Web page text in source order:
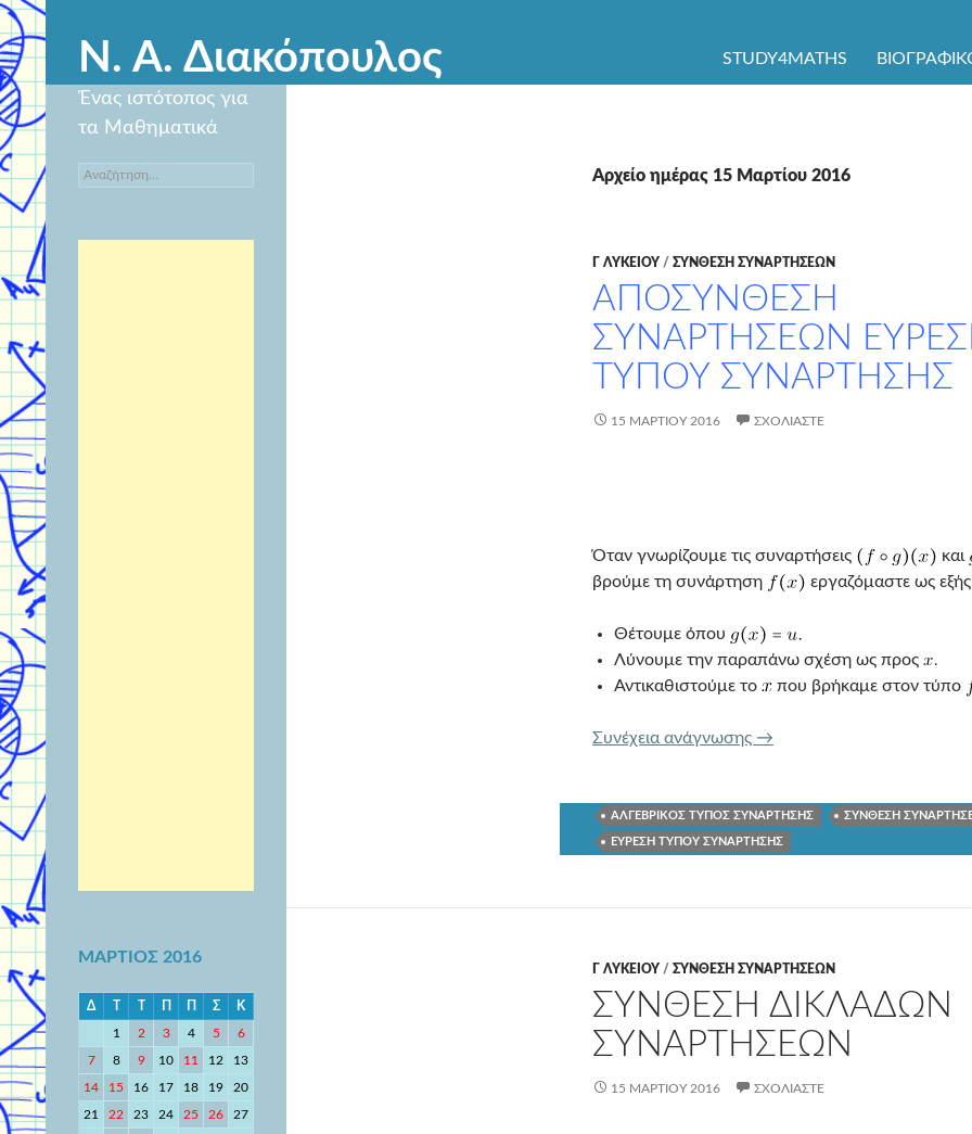
Ν. Α. Διακόπουλος STUDY4MATHS
Αρχείο ημέρας 15 Μαρτίου 2016
Γ ΛΥΚΕΊΟΥ / ΣΥΝΘΕΣΗ ΣΥΝΑΡΤΗΣΕΩΝ
ΑΠΟΣΥΝΘΕΣΗ
ΣΥΝΑΡΤΗΣΕΩΝ
ΤΥΠΟΥ ΣΥΝΑΡΤΗΣΗΣ
15 ΜΑΡΤΊΟΥ 2016 ΣΧΟΛΙΆΣΤΕ
Όταν γνωρίζουμε τις συναρτήσεις και
βρούμε τη συνάρτηση
εργαζόμαστε ως
Θέτουμε όπου
Λύνουμε την παραπάνω σχέση ως προς
Αντικαθιστούμε το
που βρήκαμε στον τύπο
Συνέχεια ανάγνωσης ΑΠΟΣΥΝΘΕΣΗ
→
ΑΛΓΕΒΡΙΚΟΣ ΤΥΠΟΣ ΣΥΝΑΡΤΗΣΗΣ ΣΥΝΘΕΣΗ
ΕΥΡΕΣΗ ΤΥΠΟΥ ΣΥΝΑΡΤΗΣΗΣ
Γ ΛΥΚΕΊΟΥ / ΣΥΝΘΕΣΗ ΣΥΝΑΡΤΗΣΕΩΝ
ΣΥΝΘΕΣΗ ΔΙΚΛΑΔΩΝ
ΣΥΝΑΡΤΗΣΕΩΝ
15 ΜΑΡΤΊΟΥ 2016 ΣΧΟΛΙΆΣΤΕ
Ένας ιστότοπος για
τα Μαθηματικά
Αναζήτηση
για:
ΜΆΡΤΙΟΣ 2016
Δ Τ Τ Π Π Σ Κ
1 2 3 4 5 6
7 8 9 10 11 12 13
14 15 16 17 18 19 20
21 22 23 24 25 26 27